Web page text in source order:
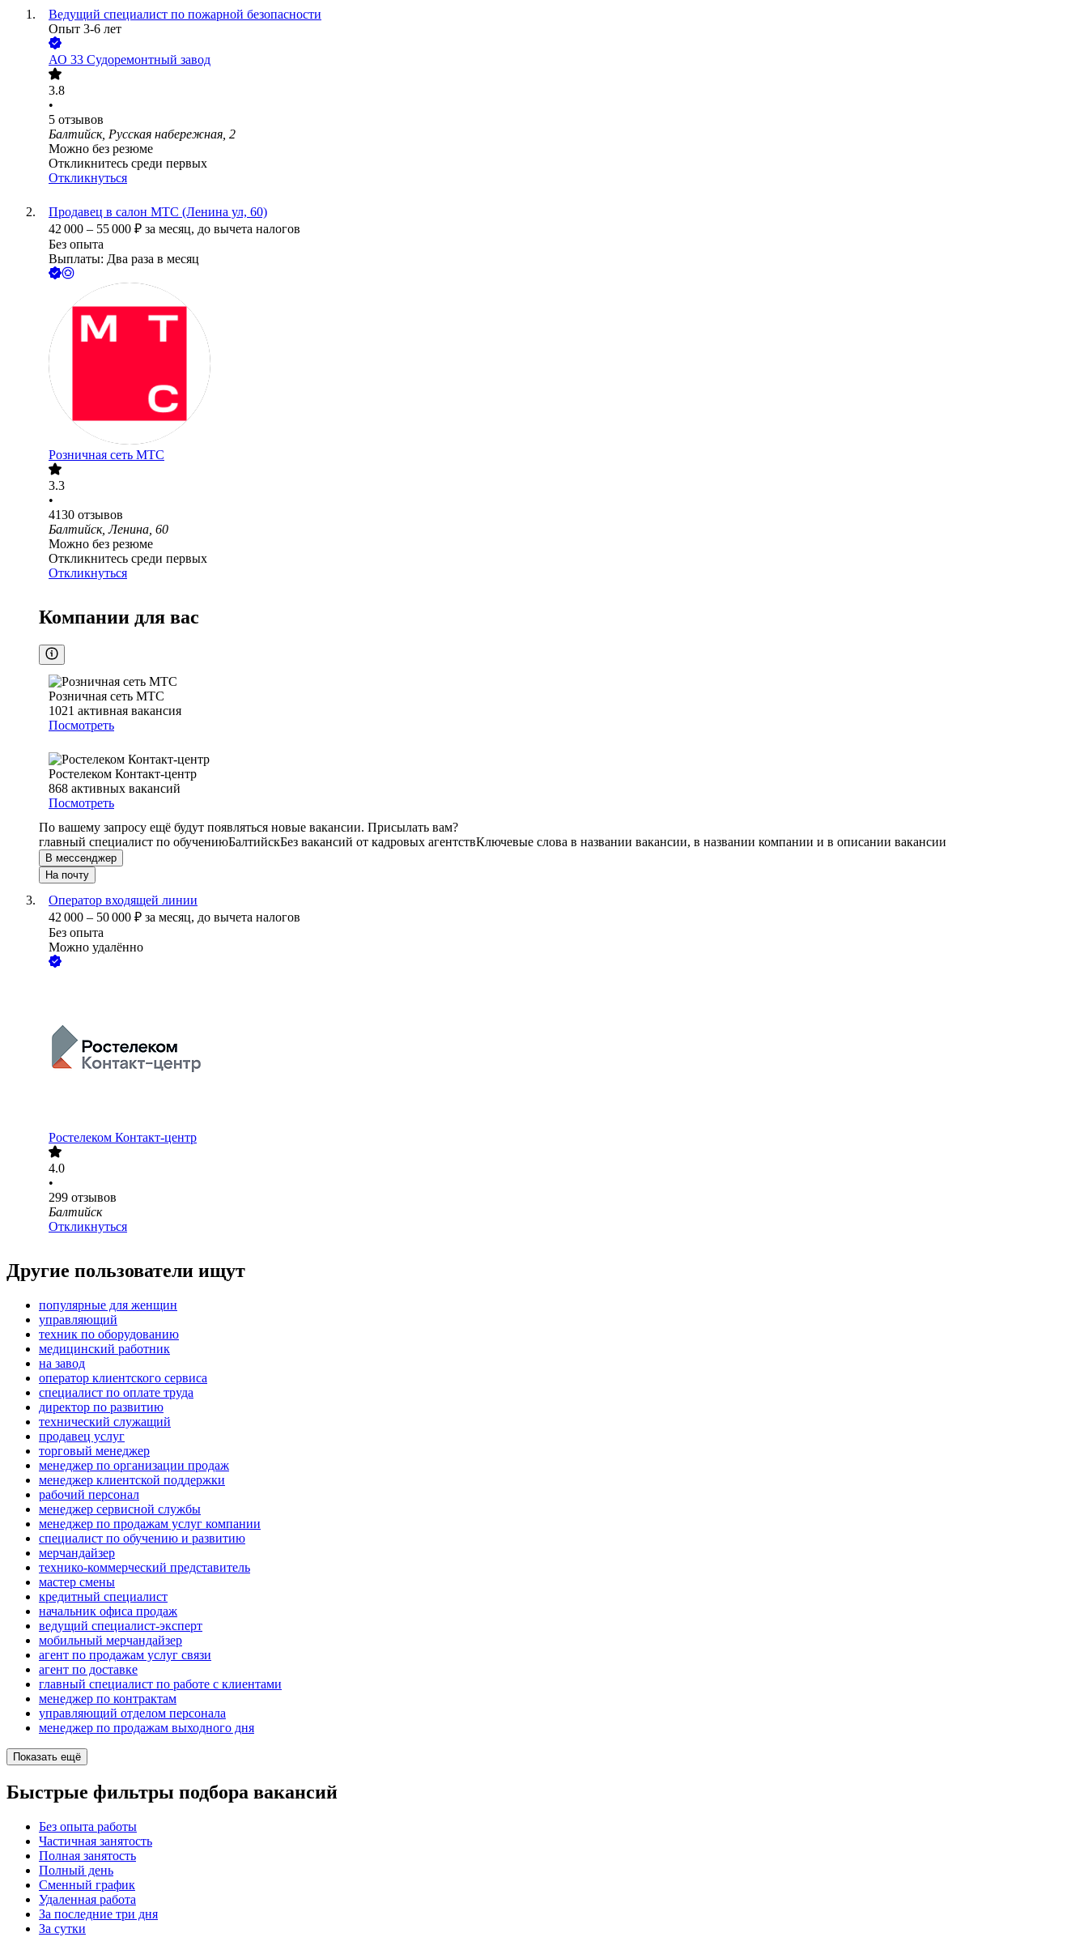
Ведущий специалист по пожарной безопасности
Опыт 3-6 лет
АО 33 Судоремонтный завод
3.8
•
5 отзывов
Балтийск, Русская набережная, 2
Можно без резюме
Откликнитесь среди первых
Откликнуться
Продавец в салон МТС (Ленина ул, 60)
42 000 – 55 000 ₽ за месяц, до вычета налогов
Без опыта
Выплаты: Два раза в месяц
Розничная сеть МТС
3.3
•
4130 отзывов
Балтийск, Ленина, 60
Можно без резюме
Откликнитесь среди первых
Откликнуться
Компании для вас
Розничная сеть МТС
1021 активная вакансия
Посмотреть
Ростелеком Контакт-центр
868 активных вакансий
Посмотреть
По вашему запросу ещё будут появляться новые вакансии. Присылать вам?
главный специалист по обучениюБалтийскБез вакансий от кадровых агентствКлючевые слова в названии вакансии, в названии компании и в описании вакансии
В мессенджер
На почту
Оператор входящей линии
42 000 – 50 000 ₽ за месяц, до вычета налогов
Без опыта
Можно удалённо
Ростелеком Контакт-центр
4.0
•
299 отзывов
Балтийск
Откликнуться
Другие пользователи ищут
популярные для женщин
управляющий
техник по оборудованию
медицинский работник
на завод
оператор клиентского сервиса
специалист по оплате труда
директор по развитию
технический служащий
продавец услуг
торговый менеджер
менеджер по организации продаж
менеджер клиентской поддержки
рабочий персонал
менеджер сервисной службы
менеджер по продажам услуг компании
специалист по обучению и развитию
мерчандайзер
технико-коммерческий представитель
мастер смены
кредитный специалист
начальник офиса продаж
ведущий специалист-эксперт
мобильный мерчандайзер
агент по продажам услуг связи
агент по доставке
главный специалист по работе с клиентами
менеджер по контрактам
управляющий отделом персонала
менеджер по продажам выходного дня
Показать ещё
Быстрые фильтры подбора вакансий
Без опыта работы
Частичная занятость
Полная занятость
Полный день
Сменный график
Удаленная работа
За последние три дня
За сутки